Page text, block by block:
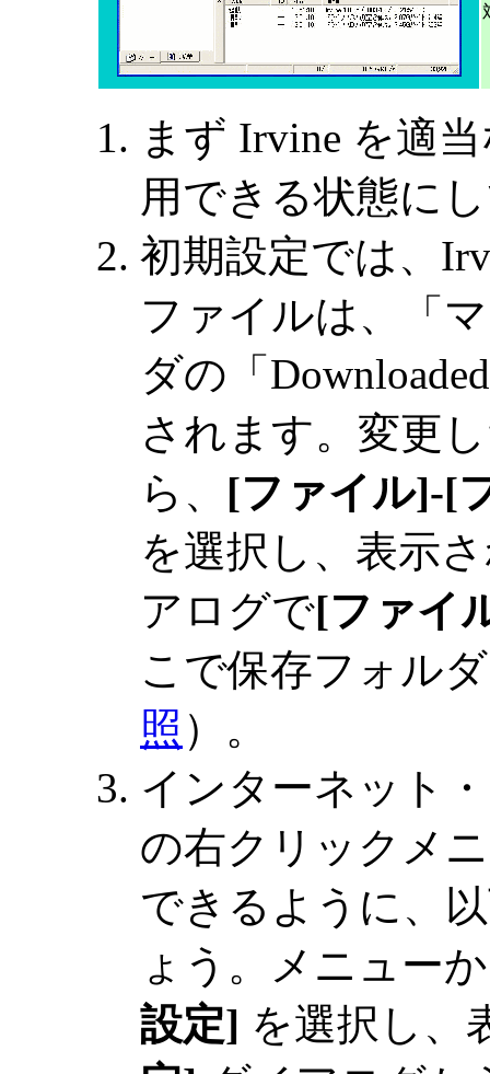
まず Irvine を適
用できる状態に
初期設定では、
ファイルは、「
ダの「
されます。変更
ら、 [ファイル]-[
を選択し、表示
アログで[ファイ
こで保存フォル
照 ）。
インターネット
の右クリックメ
できるように、
ょう。メニュー
設定] を選択し、